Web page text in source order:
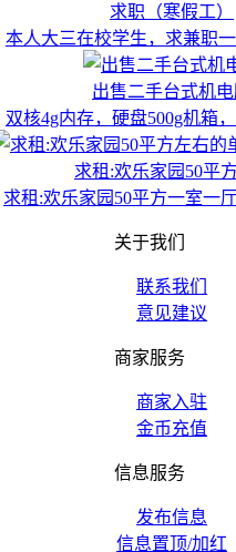
求职（寒假工）
本人大三在校学生，求兼职
出售二手台式机
双核4g内存，硬盘500g机箱
求租:欢乐家园50平
求租:欢乐家园50平方一室一
关于我们
联系我们
意见建议
商家服务
商家入驻
金币充值
信息服务
发布信息
信息置顶/加红